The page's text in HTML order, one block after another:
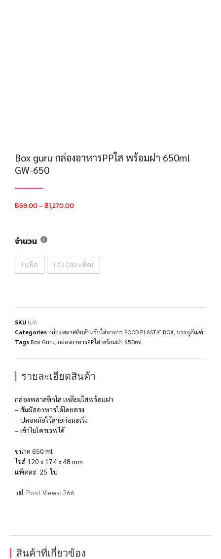
Box guru กล่องอาหารPPใส พร้อมฝา 650ml
GW-650
฿69.00–฿1,270.00
จำนวน
1 แพ็ค 1 ลัง (20 แพ็ค)
SKU N/A
Categoriesกล่องพลาสติกสำหรับใส่อาหาร FOOD PLASTIC BOX บรรจุภัณฑ์
Tags Box Guru กล่องอาหารPPใส พร้อมฝา 650ml
รายละเอียดสินค้า
กล่องพลาสติกใส เหลียมใสพร้อมฝา
– สัมผัสอาหารได้โดยตรง
– ปลอดภัยไร้สายก่อมะเร็ง
– เข้าไมโครเวฟได้
ขนาด 650 ml
ไซส์ 120 x 174 x 48 mm
แพ็คละ 25 ใบ
Post Views: 266
สินค้าที่เกี่ยวข้อง